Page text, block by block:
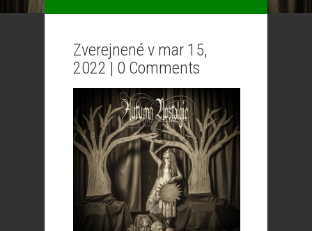
Zverejnené v mar 15,
2022 | 0 Comments